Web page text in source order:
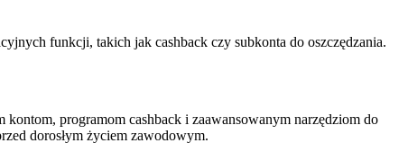
funkcji, takich jak cashback czy subkonta do oszczędzania.
programom cashback i zaawansowanym narzędziom do
dorosłym życiem zawodowym.